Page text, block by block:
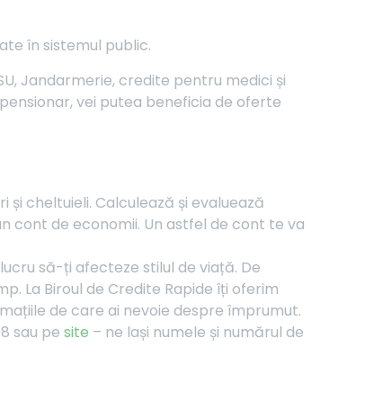
în sistemul public.
Jandarmerie, credite pentru medici și
vei putea beneficia de oferte
cheltuieli. Calculează și evaluează
cont de economii. Un astfel de cont te va
să-ți afecteze stilul de viață. De
La Biroul de Credite Rapide îți oferim
de care ai nevoie despre împrumut.
sau pe site – ne lași numele și numărul de